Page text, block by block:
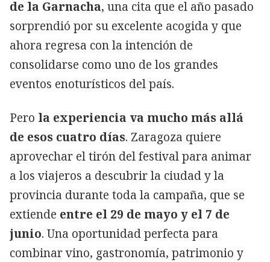
de la Garnacha, una cita que el año pasado
sorprendió por su excelente acogida y que
ahora regresa con la intención de
consolidarse como uno de los grandes
eventos enoturísticos del país.
Pero la experiencia va mucho más allá
de esos cuatro días. Zaragoza quiere
aprovechar el tirón del festival para animar
a los viajeros a descubrir la ciudad y la
provincia durante toda la campaña, que se
extiende entre el 29 de mayo y el 7 de
junio. Una oportunidad perfecta para
combinar vino, gastronomía, patrimonio y